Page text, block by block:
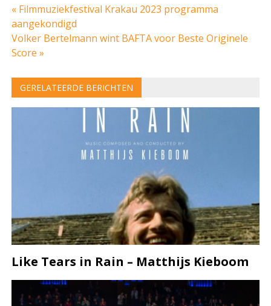
Bericht
navigatie
« Filmmuziekfestival Krakau 2023 programma
aangekondigd
Volker Bertelmann wint BAFTA voor Beste Originele
Score »
GERELATEERDE BERICHTEN
Like Tears in Rain – Matthijs Kieboom